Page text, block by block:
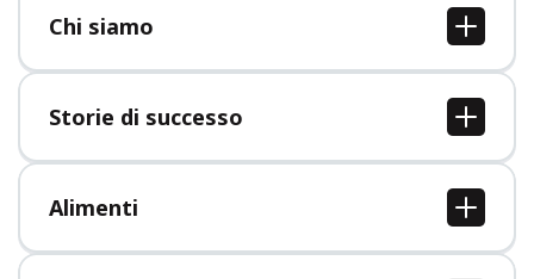
Chi siamo
Chi siamo
Lavori
Stampa
Storie di successo
Tutte le storie di successo
Alimenti
Tutti i cibi